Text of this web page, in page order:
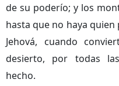
de su poderío; y los
hasta que no haya quien
Jehová, cuando
desierto, por todas
hecho.